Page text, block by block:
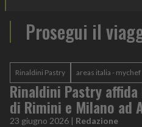
Prosegui il
Rinaldini Pastry areas italia - mychef
Rinaldini Pastry
di Rimini e Milano ad
23 giugno 2026 | Redazione